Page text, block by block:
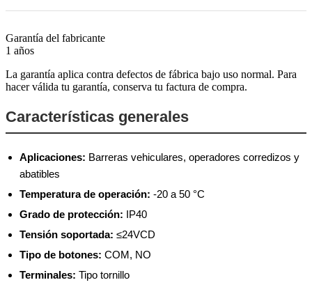
Garantía del fabricante
1 años
La garantía aplica contra defectos de fábrica bajo uso normal. Para
hacer válida tu garantía, conserva tu factura de compra.
Características generales
Aplicaciones: Barreras vehiculares, operadores corredizos y
abatibles
Temperatura de operación: -20 a 50 °C
Grado de protección: IP40
Tensión soportada: ≤24VCD
Tipo de botones: COM, NO
Terminales: Tipo tornillo